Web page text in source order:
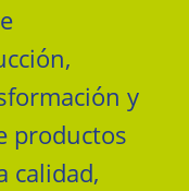
y
productos
calidad,